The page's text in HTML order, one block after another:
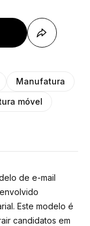
Manufatura
móvel
de e-mail
Este modelo é
candidatos em